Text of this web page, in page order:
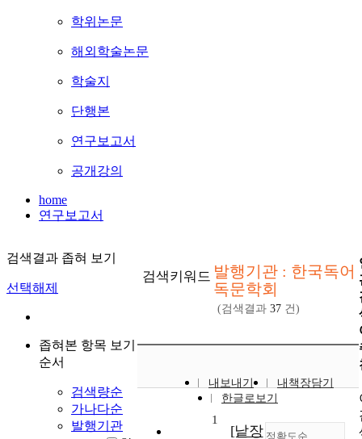
학위논문
해외학술논문
학술지
단행본
연구보고서
공개강의
home
연구보고서
검색결과 좁혀 보기
선택해제
좁혀본 항목 보기
순서
검색량순
가나다순
발행기관
검색키워드 발행기관 : 한국독어
독문학회
(검색결과 37 건)
내보내기
내책장담기
한글로보기
정확도순
1
[낱장